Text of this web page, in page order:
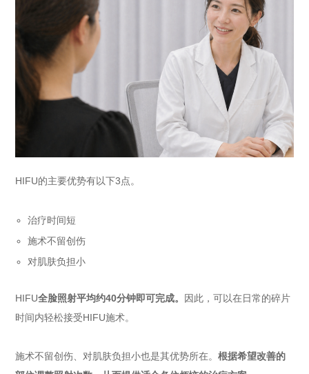
HIFU的主要优势有以下3点。
治疗时间短
施术不留创伤
对肌肤负担小
HIFU全脸照射平均约40分钟即可完成。
因此，可以在日常的碎片
时间内轻松接受HIFU施术。
施术不留创伤、对肌肤负担小也是其优势所在。 根据希望改善的